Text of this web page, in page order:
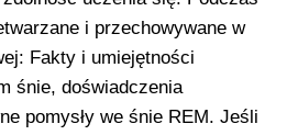
i przechowywane w
Fakty i umiejętności
śnie, doświadczenia
pomysły we śnie REM. Jeśli